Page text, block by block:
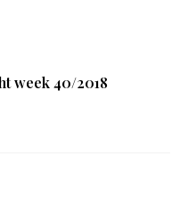
week 40/2018